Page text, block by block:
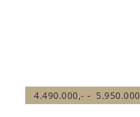
4.490.000,- -